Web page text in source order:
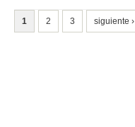
PÁGINAS
1 2 3 siguiente ›